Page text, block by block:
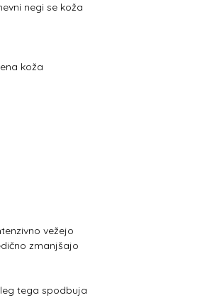
negi se koža
koža
vežejo
zmanjšajo
tega spodbuja